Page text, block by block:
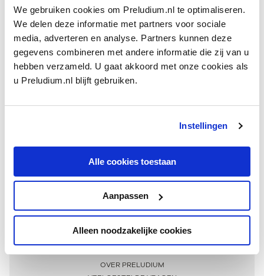
We gebruiken cookies om Preludium.nl te optimaliseren.
We delen deze informatie met partners voor sociale
media, adverteren en analyse. Partners kunnen deze
gegevens combineren met andere informatie die zij van u
hebben verzameld. U gaat akkoord met onze cookies als
u Preludium.nl blijft gebruiken.
Instellingen
Alle cookies toestaan
Aanpassen
Alleen noodzakelijke cookies
Meer informatie
OVER PRELUDIUM